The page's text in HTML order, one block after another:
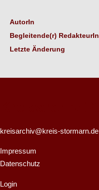
AutorIn
Begleitende(r) RedakteurIn
Letzte Änderung
kreisarchiv@kreis-stormarn.de
Impressum
Datenschutz
Login